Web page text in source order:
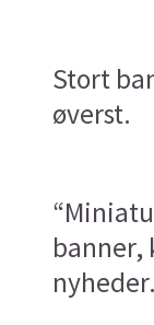
Stort
øverst.
banner,
nyheder.